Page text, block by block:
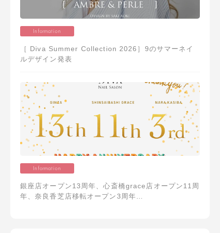
Information
［ Diva Summer Collection 2026］9のサマーネイ
ルデザイン発表
Information
銀座店オープン13周年、心斎橋grace店オープン11周
年、奈良香芝店移転オープン3周年…